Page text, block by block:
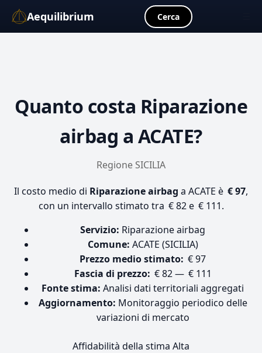
Aequilibrium Cerca
Quanto costa Riparazione
airbag a ACATE?
Regione SICILIA
Il costo medio di Riparazione airbag a ACATE è € 97,
con un intervallo stimato tra € 82 e € 111.
Servizio: Riparazione airbag
Comune: ACATE (SICILIA)
Prezzo medio stimato: € 97
Fascia di prezzo: € 82 — € 111
Fonte stima: Analisi dati territoriali aggregati
Aggiornamento: Monitoraggio periodico delle
variazioni di mercato
Affidabilità della stima Alta